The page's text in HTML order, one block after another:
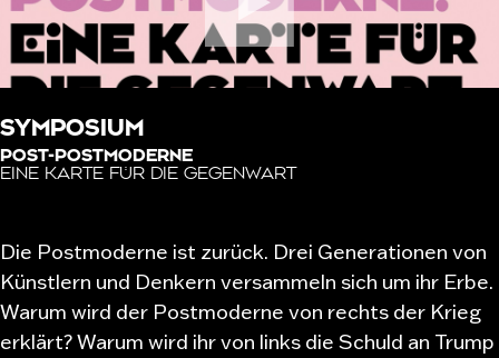
SYMPOSIUM
POST-POSTMODERNE
EINE KARTE FÜR DIE GEGENWART
Die Postmoderne ist zurück. Drei Generationen von
Künstlern und Denkern versammeln sich um ihr Erbe.
Warum wird der Postmoderne von rechts der Krieg
erklärt? Warum wird ihr von links die Schuld an Trump